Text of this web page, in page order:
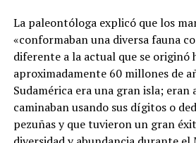
La paleontóloga explicó que los
«conformaban una diversa fauna
diferente a la actual que se originó
aproximadamente 60 millones de
Sudamérica era una gran isla; eran
caminaban usando sus dígitos o
pezuñas y que tuvieron un gran